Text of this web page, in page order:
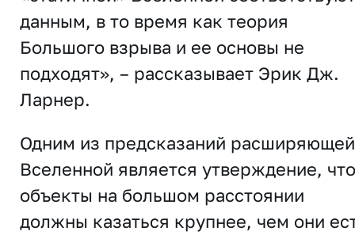
данным, в то время как теория
Большого взрыва и ее основы не
подходят», – рассказывает Эрик Дж.
Ларнер.
Одним из предсказаний
Вселенной является утверждение, что
объекты на большом расстоянии
должны казаться крупнее, чем они